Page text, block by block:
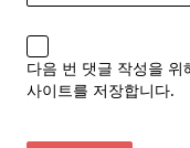
다음 번 댓글 작성을
사이트를 저장합니다.